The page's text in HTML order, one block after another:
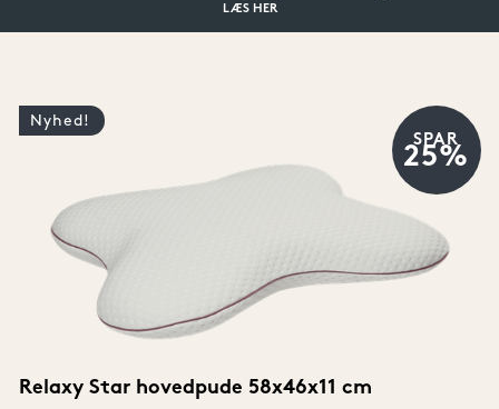
LÆS HER
Relaxy Star hovedpude 58x46x11 cm
SPAR
25%
Nyhed!